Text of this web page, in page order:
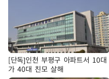
[단독]인천 부평구 아파트서 10대
가 40대 친모 살해